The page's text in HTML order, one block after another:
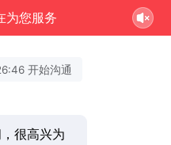
为您服务
开始沟通
很高兴为